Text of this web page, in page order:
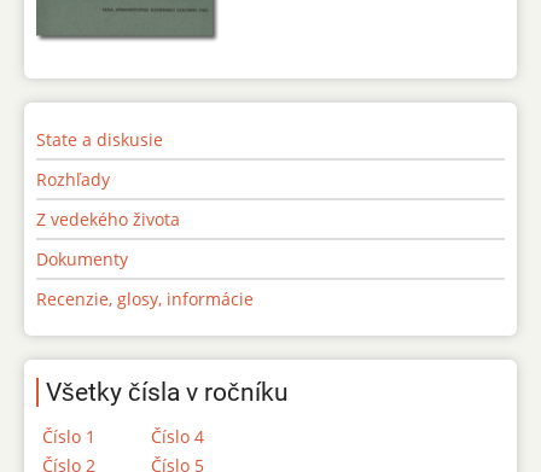
State a diskusie
Rozhľady
Z vedekého života
Dokumenty
Recenzie, glosy, informácie
Všetky čísla v ročníku
Číslo 1
Číslo 2
Číslo 4
Číslo 5